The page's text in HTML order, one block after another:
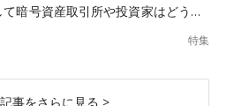
暗号資産取引所や投資家はどう…
特集
事をさらに見る >